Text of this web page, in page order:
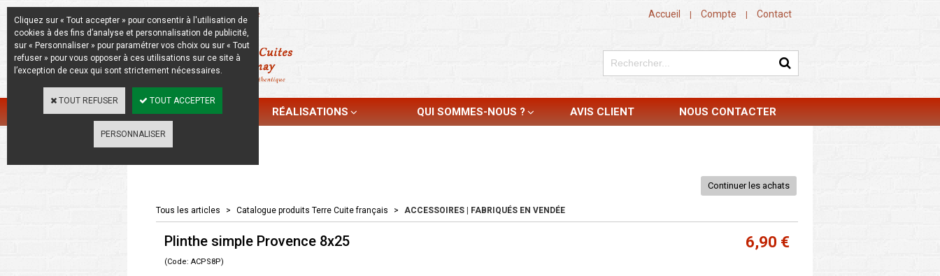
La Beauté de l'Authentique Accueil | Compte | Contact
CATALOGUE RÉALISATIONS QUI SOMMES-NOUS ? AVIS CLIENT NOUS CONTACTER
Catalogue
Continuer les achats
Tous les articles > Catalogue produits Terre Cuite français > ACCESSOIRES | FABRIQUÉS EN VENDÉE
Plinthe simple Provence 8x25
(Code: ACPS8P)
6,90 €
Cliquez sur « Tout accepter » pour consentir à l'utilisation de
cookies à des fins d’analyse et personnalisation de publicité,
sur « Personnaliser » pour paramétrer vos choix ou sur « Tout
refuser » pour vous opposer à ces utilisations sur ce site à
l’exception de ceux qui sont strictement nécessaires.
TOUT REFUSER TOUT ACCEPTER
PERSONNALISER